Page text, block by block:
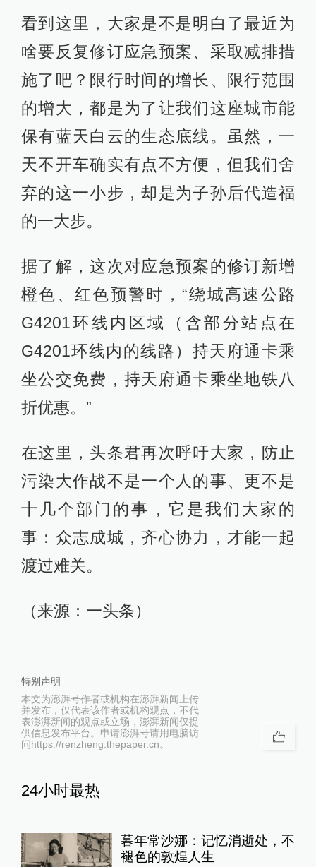
看到这里，大家是不是明白了最近为
啥要反复修订应急预案、采取减排措
施了吧？限行时间的增长、限行范围
的增大，都是为了让我们这座城市能
保有蓝天白云的生态底线。虽然，一
天不开车确实有点不方便，但我们舍
弃的这一小步，却是为子孙后代造福
的一大步。
据了解，这次对应急预案的修订新增
橙色、红色预警时，“绕城高速公路
G4201环线内区域（含部分站点在
G4201环线内的线路）持天府通卡乘
坐公交免费，持天府通卡乘坐地铁八
折优惠。”
在这里，头条君再次呼吁大家，防止
污染大作战不是一个人的事、更不是
十几个部门的事，它是我们大家的
事：众志成城，齐心协力，才能一起
渡过难关。​​​​
（来源：一头条）
特别声明
本文为澎湃号作者或机构在澎湃新闻上传
并发布，仅代表该作者或机构观点，不代
表澎湃新闻的观点或立场，澎湃新闻仅提
供信息发布平台。申请澎湃号请用电脑访
问https://renzheng.thepaper.cn。
24小时最热
暮年常沙娜：记忆消逝处，不
褪色的敦煌人生